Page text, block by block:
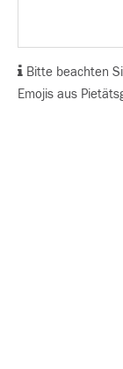
Bitte beachten
Emojis aus